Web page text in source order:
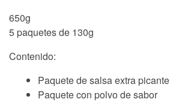
650g
5 paquetes de 130g
Contenido:
Paquete de salsa extra picante
Paquete con polvo de sabor